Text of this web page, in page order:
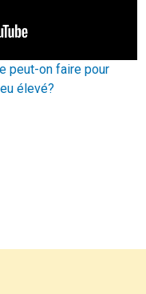
peut-on faire pour
élevé?